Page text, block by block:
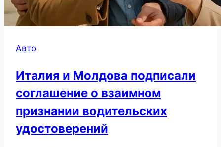
Авто
Италия и Молдова подписали
соглашение о взаимном
признании водительских
удостоверений